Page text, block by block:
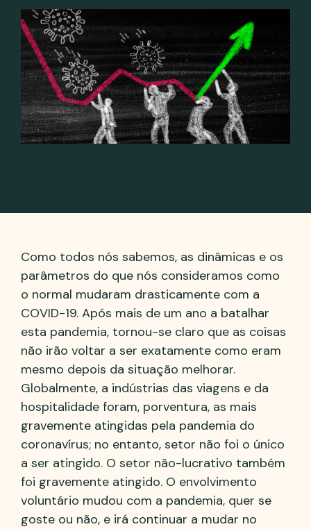
Como todos nós sabemos, as dinâmicas e os
parâmetros do que nós consideramos como
o normal mudaram drasticamente com a
COVID-19. Após mais de um ano a batalhar
esta pandemia, tornou-se claro que as coisas
não irão voltar a ser exatamente como eram
mesmo depois da situação melhorar.
Globalmente, a indústrias das viagens e da
hospitalidade foram, porventura, as mais
gravemente atingidas pela pandemia do
coronavírus; no entanto, setor não foi o único
a ser atingido. O setor não-lucrativo também
foi gravemente atingido. O envolvimento
voluntário mudou com a pandemia, quer se
goste ou não, e irá continuar a mudar no